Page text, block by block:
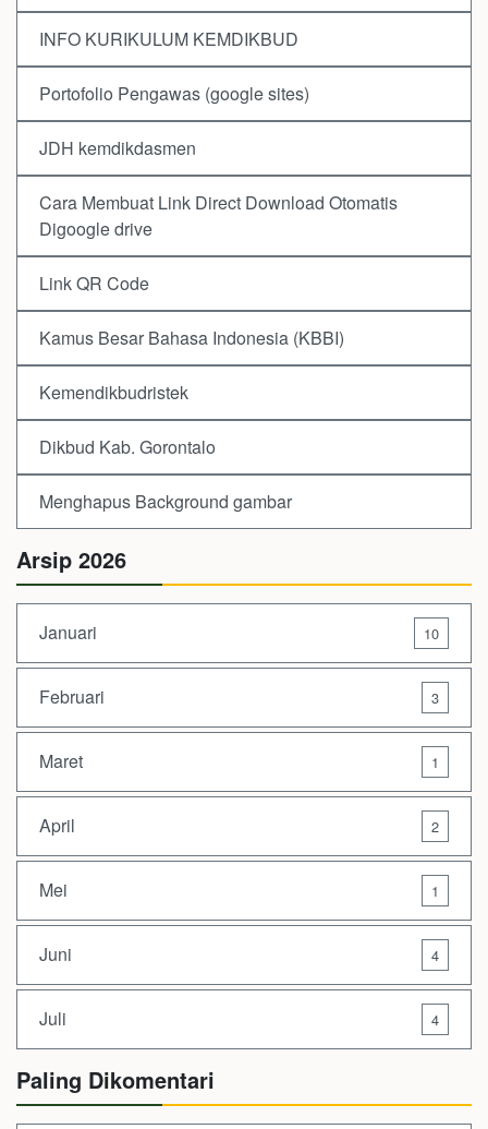
INFO KURIKULUM KEMDIKBUD
Portofolio Pengawas (google sites)
JDH kemdikdasmen
Cara Membuat Link Direct Download Otomatis
Digoogle drive
Link QR Code
Kamus Besar Bahasa Indonesia (KBBI)
Kemendikbudristek
Dikbud Kab. Gorontalo
Menghapus Background gambar
Arsip 2026
Januari 10
Februari 3
Maret 1
April 2
Mei 1
Juni 4
Juli 4
Paling Dikomentari